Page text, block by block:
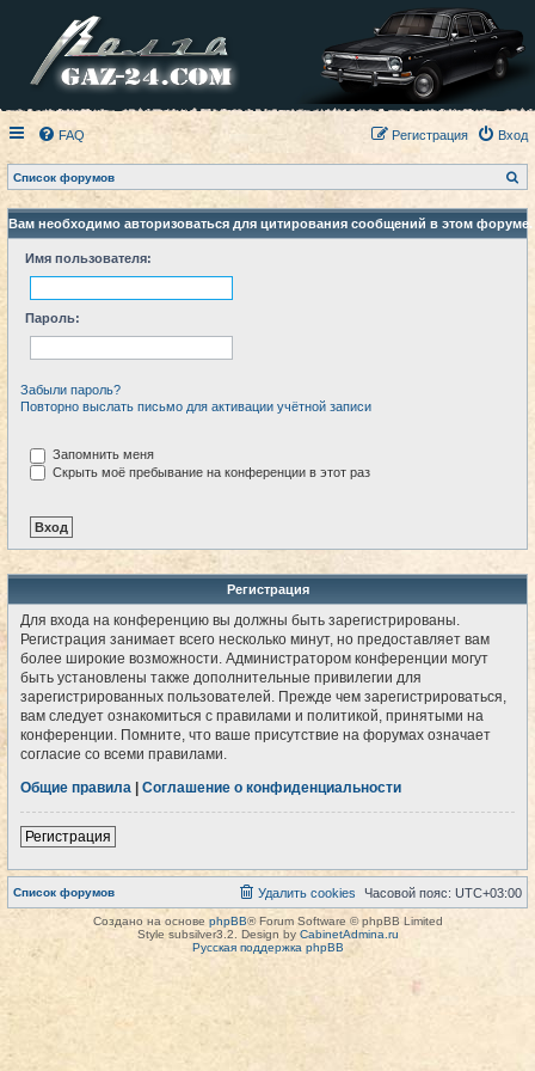
FAQ Вход
Регистрация
Список форумов
о
с
к
Вам необходимо авторизоваться для цитирования сообщений в этом форуме.
Имя пользователя:
Пароль:
Забыли пароль?
Повторно выслать письмо для активации учётной записи
Запомнить меня
Скрыть моё пребывание на конференции в этот раз
Регистрация
Для входа на конференцию вы должны быть зарегистрированы.
Регистрация занимает всего несколько минут, но предоставляет вам
более широкие возможности. Администратором конференции могут
быть установлены также дополнительные привилегии для
зарегистрированных пользователей. Прежде чем зарегистрироваться,
вам следует ознакомиться с правилами и политикой, принятыми на
конференции. Помните, что ваше присутствие на форумах означает
согласие со всеми правилами.
Общие правила
Соглашение о конфиденциальности
Регистрация
Список форумов Часовой пояс: UTC+03:00
Удалить cookies
Создано на основе phpBB® Forum Software © phpBB Limited
Style subsilver3.2. Design by CabinetAdmina.ru
Русская поддержка phpBB